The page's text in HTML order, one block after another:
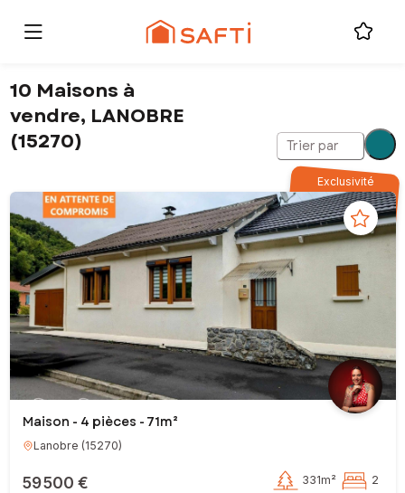
10 Maisons à
vendre, LANOBRE
(15270)
Trier par
Exclusivité
Maison - 4 pièces - 71m²
Lanobre (15270)
59 500 € 331m² 2